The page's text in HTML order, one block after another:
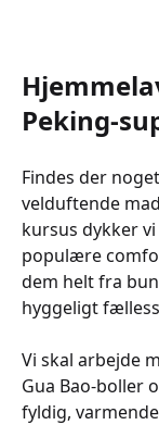
Peking-
Findes der
velduftende
kursus dykker
populære
dem helt fra
hyggeligt
Vi skal arbejde
Gua Bao-boller
fyldig,